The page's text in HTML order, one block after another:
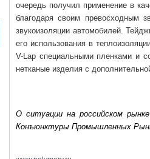
очередь получил применение в
благодаря своим превосходным
звукоизоляции автомобилей.
его использования в
V-Lap специальными пленками и
нетканые изделия с
О ситуации на российском
Конъюнктуры Промышленных